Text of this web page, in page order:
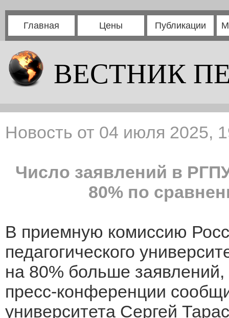
Главная Цены Публикации
ВЕСТНИК
Новость от 04 июля 2025,
Число заявлений в
80% по
В приемную комиссию
педагогического
на 80% больше
пресс-конференции
университета Сергей